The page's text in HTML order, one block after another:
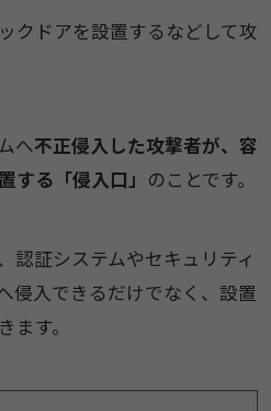
クドアを設置するなどして​攻
へ​​不正侵入した攻撃者が、容
する「侵入口」 ​​のことです。​
認証システムやセキュリティ
侵入できるだけでなく、設置
ます。​